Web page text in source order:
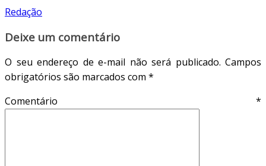
Redação
Deixe um comentário
O seu endereço de e-mail não será publicado. Campos
obrigatórios são marcados com *
Comentário *